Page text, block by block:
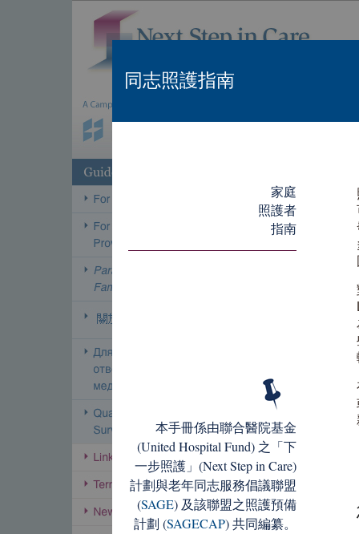
同志照護指南
家庭
照護者
指南
本手冊係由聯合醫院基金
(United Hospital Fund) 之「下
一步照護」(Next Step in Care)
計劃與老年同志服務倡議聯盟
(SAGE) 及該聯盟之照護預備
計劃 (SAGECAP) 共同編纂。